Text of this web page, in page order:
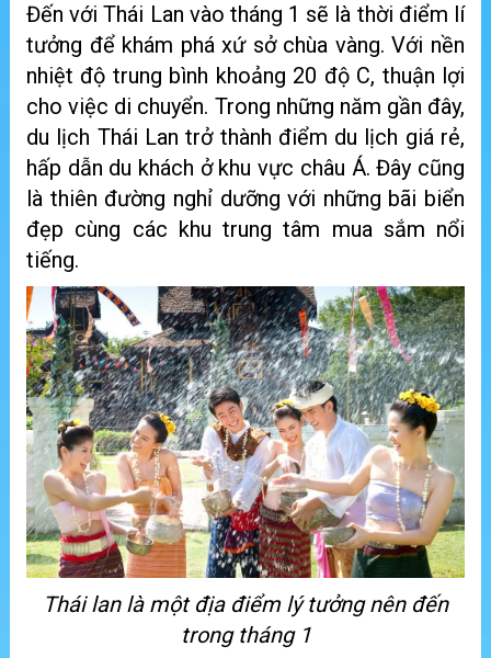
Đến với Thái Lan vào tháng 1 sẽ là thời điểm lí
tưởng để khám phá xứ sở chùa vàng. Với nền
nhiệt độ trung bình khoảng 20 độ C, thuận lợi
cho việc di chuyển. Trong những năm gần đây,
du lịch Thái Lan trở thành điểm du lịch giá rẻ,
hấp dẫn du khách ở khu vực châu Á. Đây cũng
là thiên đường nghỉ dưỡng với những bãi biển
đẹp cùng các khu trung tâm mua sắm nổi
tiếng.
Thái lan là một địa điểm lý tưởng nên đến
trong tháng 1